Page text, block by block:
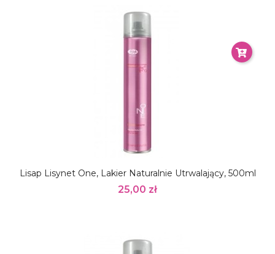
Lisap Lisynet One, Lakier Naturalnie Utrwalający, 500ml
25,00 zł